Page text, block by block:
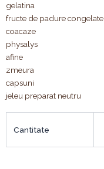
gelatina
fructe de padure congelate
coacaze
physalys
afine
zmeura
capsuni
jeleu preparat neutru
Cantitate